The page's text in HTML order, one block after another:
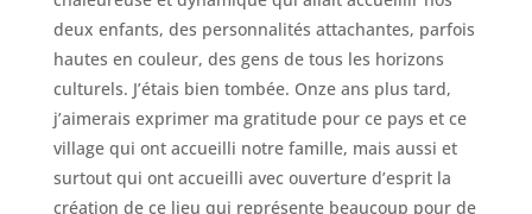
deux enfants, des personnalités attachantes, parfois
hautes en couleur, des gens de tous les horizons
culturels. J’étais bien tombée. Onze ans plus tard,
j’aimerais exprimer ma gratitude pour ce pays et ce
village qui ont accueilli notre famille, mais aussi et
surtout qui ont accueilli avec ouverture d’esprit la
création de ce lieu qui représente beaucoup pour de